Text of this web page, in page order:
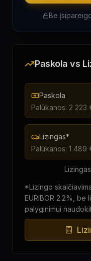
Be
Paskola vs
Paskola
Palūkanos: 2 223
Lizingas*
Palūkanos: 1 489
*Lizingo
EURIBOR 2.2%, be
palyginimui